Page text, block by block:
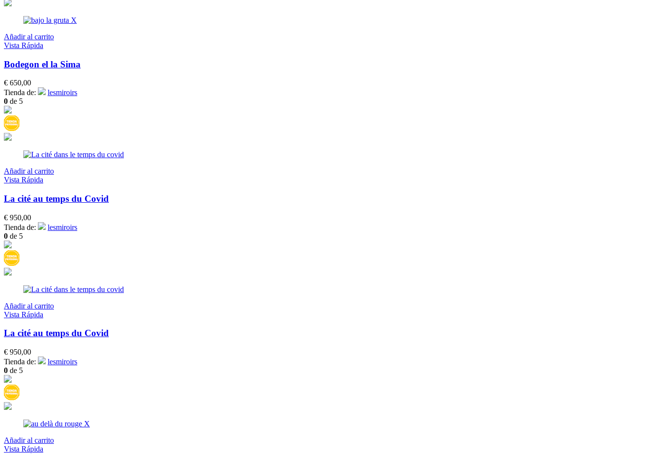
Añadir al carrito
Vista Rápida
Bodegon el la Sima
€ 650,00
Tienda de:
lesmiroirs
0 de 5
Añadir al carrito
Vista Rápida
La cité au temps du Covid
€ 950,00
Tienda de:
lesmiroirs
0 de 5
Añadir al carrito
Vista Rápida
La cité au temps du Covid
€ 950,00
Tienda de:
lesmiroirs
0 de 5
Añadir al carrito
Vista Rápida